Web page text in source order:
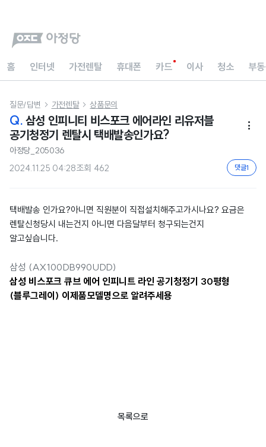
홈 인터넷 가전렌탈 휴대폰 카드 이사 청소 부
질문/답변  가전렌탈  상품문의
Q. 삼성 인피니티 비스포크 에어라인 리유저블
공기청정기 렌탈시 택배발송인가요?

아정당_205036
2024.11.25 04:28조회 462 댓글1
택배발송 인가요?아니면 직원분이 직접설치해주고가시나요? 요금은
렌탈신청당시 내는건지 아니면 다음달부터 청구되는건지
알고싶습니다.
삼성 (AX100DB990UDD)
삼성 비스포크 큐브 에어 인피니트 라인 공기청정기 30평형
(블루그레이) 이제품모델명으로 알려주세용
목록으로